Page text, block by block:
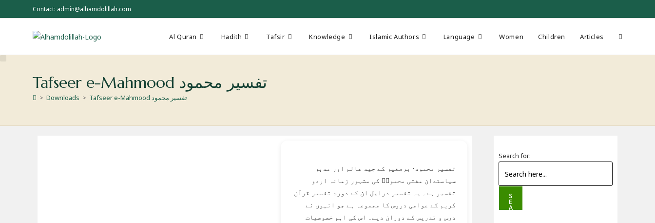
to
Contact: admin@alhamdolillah.com
Al Quran Hadith Tafsir Knowledge Islamic Authors Language Women Children Articles Toggle
Tafseer e-Mahmood تفسیر محمود
> Downloads > Tafseer e-Mahmood تفسیر محمود
سیاستدان مفتی محمودؒ کی مشہور زمانہ اردو
تفسیر ہے۔ یہ تفسیر دراصل ان کے دورۂ تفسیر قرآن
کریم کے عوامی دروس کا مجموعہ ہے جو انہوں نے
درس و تدریس کے دوران دیے۔ اس کی اہم خصوصیات
Search for:
S
E
A